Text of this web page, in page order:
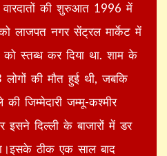
की शुरुआत 1996 में
लाजपत नगर सेंट्रल मार्केट में
स्तब्ध कर दिया था. शाम के
की मौत हुई थी, जबकि
जिम्मेदारी जम्मू-कश्मीर
दिल्ली के बाजारों में डर
ठीक एक साल बाद